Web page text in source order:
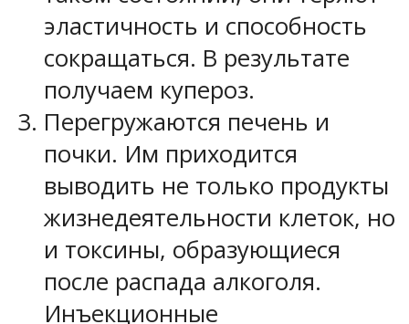
эластичность и способность
сокращаться. В результате
получаем купероз.
Перегружаются печень и
почки. Им приходится
выводить не только продукты
жизнедеятельности клеток, но
и токсины, образующиеся
после распада алкоголя.
Инъекционные